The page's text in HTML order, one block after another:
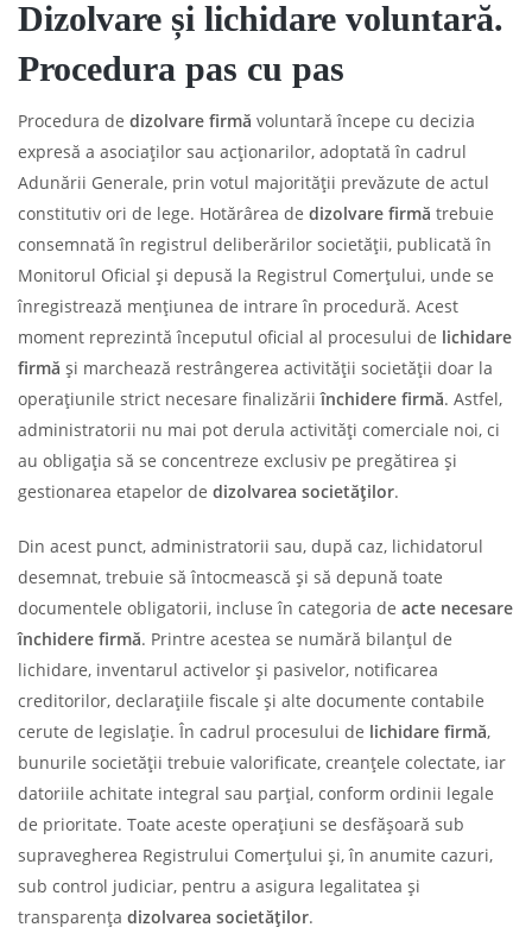
Dizolvare și lichidare voluntară.
Procedura pas cu pas
Procedura de dizolvare firmă voluntară începe cu decizia
expresă a asociaților sau acționarilor, adoptată în cadrul
Adunării Generale, prin votul majorității prevăzute de actul
constitutiv ori de lege. Hotărârea de dizolvare firmă trebuie
consemnată în registrul deliberărilor societății, publicată în
Monitorul Oficial și depusă la Registrul Comerțului, unde se
înregistrează mențiunea de intrare în procedură. Acest
moment reprezintă începutul oficial al procesului de lichidare
firmă și marchează restrângerea activității societății doar la
operațiunile strict necesare finalizăriiînchidere firmă. Astfel,
administratorii nu mai pot derula activități comerciale noi, ci
au obligația să se concentreze exclusiv pe pregătirea și
gestionarea etapelor de dizolvarea societăților.
Din acest punct, administratorii sau, după caz, lichidatorul
desemnat, trebuie să întocmească și să depună toate
documentele obligatorii, incluse în categoria de acte necesare
închidere firmă. Printre acestea se numără bilanțul de
lichidare, inventarul activelor și pasivelor, notificarea
creditorilor, declarațiile fiscale și alte documente contabile
cerute de legislație. În cadrul procesului de lichidare firmă,
bunurile societății trebuie valorificate, creanțele colectate, iar
datoriile achitate integral sau parțial, conform ordinii legale
de prioritate. Toate aceste operațiuni se desfășoară sub
supravegherea Registrului Comerțului și, în anumite cazuri,
sub control judiciar, pentru a asigura legalitatea și
transparența dizolvarea societăților.